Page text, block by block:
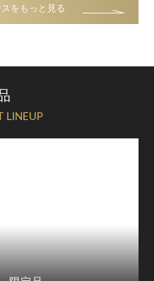
をもっと見る
LINEUP